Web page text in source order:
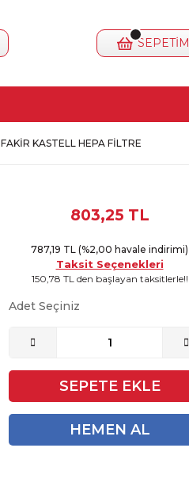
SEPETİM
FAKIR KASTELL HEPA FILTRE
803,25 TL
787,19 TL (%2,00 havale indirimi)
Taksit Seçenekleri
150,78 TL den başlayan taksitlerle!!
Adet Seçiniz
SEPETE EKLE
HEMEN AL